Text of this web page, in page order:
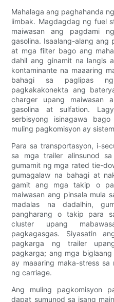
Mahalaga ang paghahanda
iimbak. Magdagdag ng fuel
maiwasan ang pagdami
gasolina. Isaalang-alang ang
at mga filter bago ang
dahil ang ginamit na langis
kontaminante na maaaring
bahagi sa paglipas
pagkakakonekta ang
charger upang maiwasan
gasolina at sulfation.
serbisyong isinagawa
muling pagkomisyon ay
Para sa transportasyon, i-
sa mga trailer alinsunod
gumamit ng mga rated tie-
gumagalaw na bahagi at
gamit ang mga takip o
maiwasan ang pinsala mula
madalas na dadalhin,
pangharang o takip para
cluster upang
pagkagasgas. Siyasatin
pagkarga ng trailer
pagkarga; ang mga
ay maaaring maka-stress
ng carriage.
Ang muling pagkomisyon
dapat sumunod sa isang